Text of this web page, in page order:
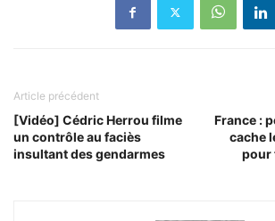
Article précédent
[Vidéo] Cédric Herrou filme
un contrôle au faciès
insultant des gendarmes
France :
cache
pour